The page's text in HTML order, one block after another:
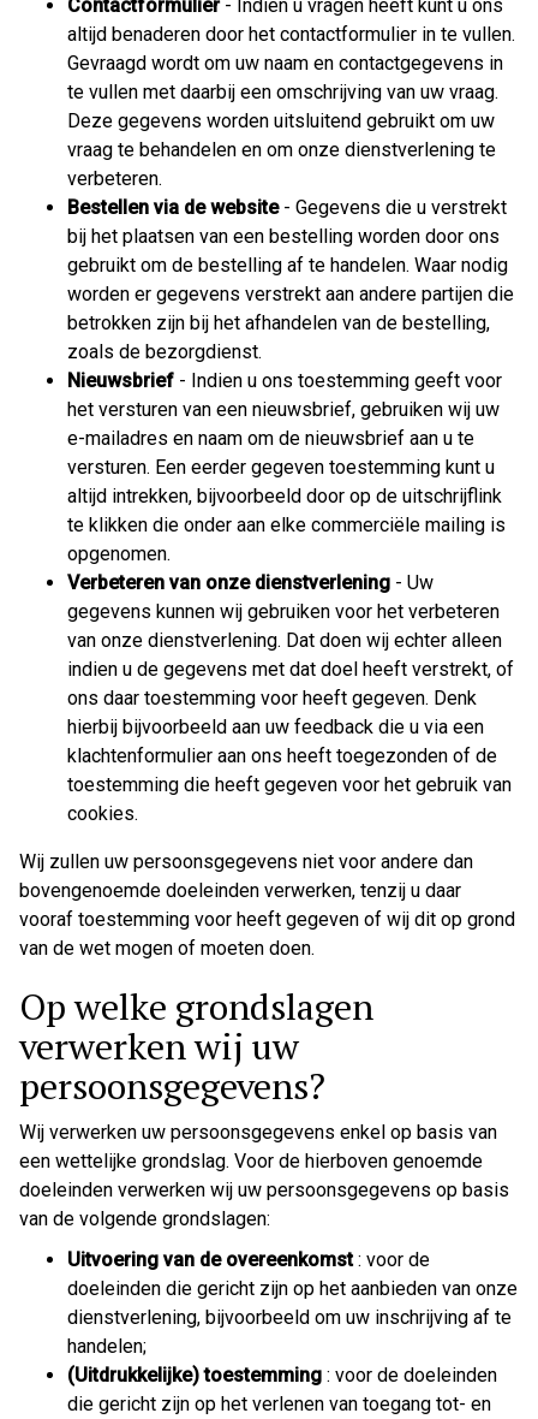
Contactformulier- Indien u vragen heeft kunt u ons
altijd benaderen door het contactformulier in te vullen.
Gevraagd wordt om uw naam en contactgegevens in
te vullen met daarbij een omschrijving van uw vraag.
Deze gegevens worden uitsluitend gebruikt om uw
vraag te behandelen en om onze dienstverlening te
verbeteren.
Bestellen via de website- Gegevens die u verstrekt
bij het plaatsen van een bestelling worden door ons
gebruikt om de bestelling af te handelen. Waar nodig
worden er gegevens verstrekt aan andere partijen die
betrokken zijn bij het afhandelen van de bestelling,
zoals de bezorgdienst.
Nieuwsbrief - Indien u ons toestemming geeft voor
het versturen van een nieuwsbrief, gebruiken wij uw
e-mailadres en naam om de nieuwsbrief aan u te
versturen. Een eerder gegeven toestemming kunt u
altijd intrekken, bijvoorbeeld door op de uitschrijflink
te klikken die onder aan elke commerciële mailing is
opgenomen.
Verbeteren van onze dienstverlening - Uw
gegevens kunnen wij gebruiken voor het verbeteren
van onze dienstverlening. Dat doen wij echter alleen
indien u de gegevens met dat doel heeft verstrekt, of
ons daar toestemming voor heeft gegeven. Denk
hierbij bijvoorbeeld aan uw feedback die u via een
klachtenformulier aan ons heeft toegezonden of de
toestemming die heeft gegeven voor het gebruik van
cookies.
Wij zullen uw persoonsgegevens niet voor andere dan
bovengenoemde doeleinden verwerken, tenzij u daar
vooraf toestemming voor heeft gegeven of wij dit op grond
van de wet mogen of moeten doen.
Op welke grondslagen
verwerken wij uw
persoonsgegevens?
Wij verwerken uw persoonsgegevens enkel op basis van
een wettelijke grondslag. Voor de hierboven genoemde
doeleinden verwerken wij uw persoonsgegevens op basis
van de volgende grondslagen:
Uitvoering van de overeenkomst: voor de
doeleinden die gericht zijn op het aanbieden van onze
dienstverlening, bijvoorbeeld om uw inschrijving af te
handelen;
(Uitdrukkelijke) toestemming : voor de doeleinden
die gericht zijn op het verlenen van toegang tot- en